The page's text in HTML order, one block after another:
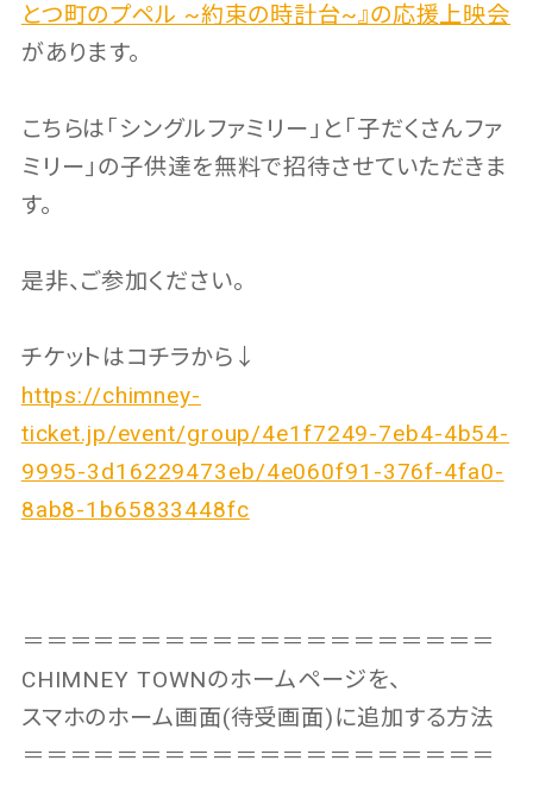
とつ町のプペル ~約束の時計台~』の応援上映会
があります。
こちらは｢シングルファミリー｣と｢子だくさんファ
ミリー｣の子供達を無料で招待させていただきま
す。
是非、ご参加ください。
チケットはコチラから↓
https://chimney-
ticket.jp/event/group/4e1f7249-7eb4-4b54-
9995-3d16229473eb/4e060f91-376f-4fa0-
8ab8-1b65833448fc
＝＝＝＝＝＝＝＝＝＝＝＝＝＝＝＝＝＝＝＝
CHIMNEY TOWNのホームページを、
スマホのホーム画面(待受画面)に追加する方法
＝＝＝＝＝＝＝＝＝＝＝＝＝＝＝＝＝＝＝＝